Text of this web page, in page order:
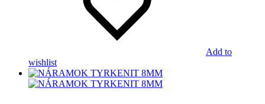
Add to
wishlist